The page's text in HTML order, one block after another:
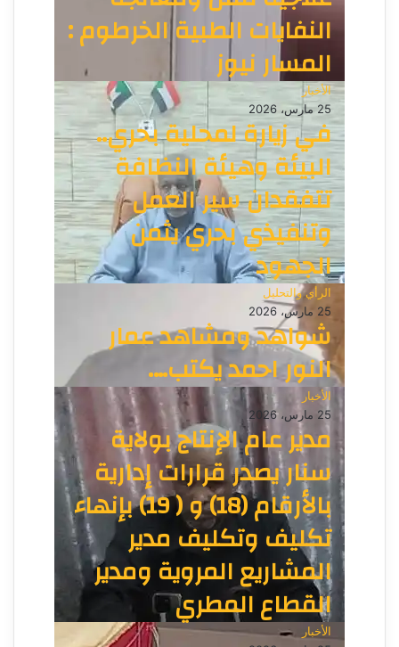
النفايات الطبية الخرطوم :
المسار نيوز
الأخبار
25 مارس، 2026
في زيارة لمحلية بحري..
البيئة وهيئة النظافة
تتفقدان سير العمل
وتنفيذي بحري يثمن
الجهود
الرأي والتحليل
25 مارس، 2026
شواهد ومشاهد عمار
النور احمد يكتب….
الأخبار
25 مارس، 2026
مدير عام الإنتاج بولاية
سنار يصدر قرارات إدارية
بالأرقام (18) و ( 19) بإنهاء
تكليف وتكليف مدير
المشاريع المروية ومدير
القطاع المطري
الأخبار